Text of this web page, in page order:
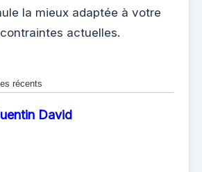
la mieux adaptée à votre
actuelles.
récents
David